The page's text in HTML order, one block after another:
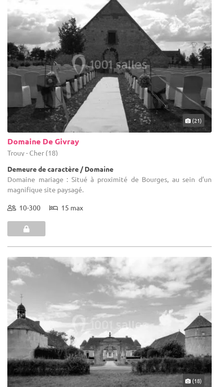
(21)
Domaine De Givray
Trouy - Cher (18)
Demeure de caractère / Domaine
Domaine mariage : Situé à proximité de Bourges, au sein d’un
magnifique site paysagé.
10-300 15 max
(18)